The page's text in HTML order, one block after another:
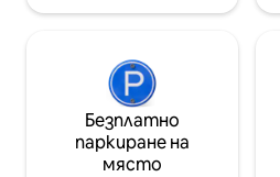
Безплатно
паркиране на
място